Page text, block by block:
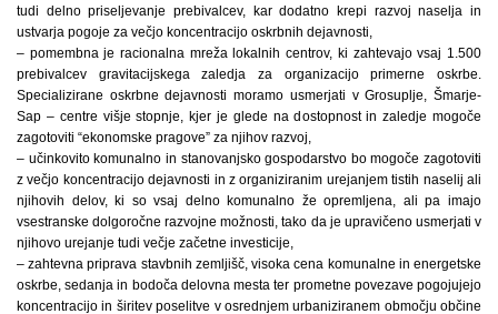
tudi delno priseljevanje prebivalcev, kar dodatno krepi razvoj naselja in
ustvarja pogoje za večjo koncentracijo oskrbnih dejavnosti,
– pomembna je racionalna mreža lokalnih centrov, ki zahtevajo vsaj 1.500
prebivalcev gravitacijskega zaledja za organizacijo primerne oskrbe.
Specializirane oskrbne dejavnosti moramo usmerjati v Grosuplje, Šmarje-
Sap – centre višje stopnje, kjer je glede na dostopnost in zaledje mogoče
zagotoviti “ekonomske pragove” za njihov razvoj,
– učinkovito komunalno in stanovanjsko gospodarstvo bo mogoče zagotoviti
z večjo koncentracijo dejavnosti in z organiziranim urejanjem tistih naselij ali
njihovih delov, ki so vsaj delno komunalno že opremljena, ali pa imajo
vsestranske dolgoročne razvojne možnosti, tako da je upravičeno usmerjati v
njihovo urejanje tudi večje začetne investicije,
– zahtevna priprava stavbnih zemljišč, visoka cena komunalne in energetske
oskrbe, sedanja in bodoča delovna mesta ter prometne povezave pogojujejo
koncentracijo in širitev poselitve v osrednjem urbaniziranem območju občine